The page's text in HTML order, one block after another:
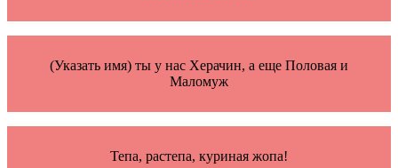
(Указать имя) ты у нас Херачин, а еще Половая и
Маломуж
Тепа, растепа, куриная жопа!